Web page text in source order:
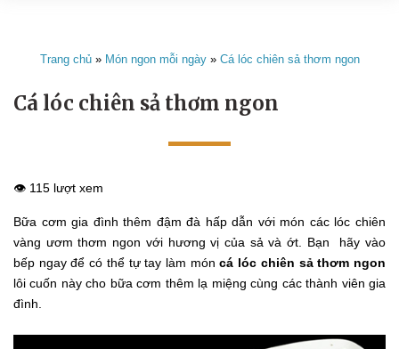
Trang chủ» Món ngon mỗi ngày» Cá lóc chiên sả thơm ngon
Cá lóc chiên sả thơm ngon
👁️ 115 lượt xem
Bữa cơm gia đình thêm đậm đà hấp dẫn với món các lóc chiên
vàng ươm thơm ngon với hương vị của sả và ớt. Bạn hãy vào
bếp ngay để có thể tự tay làm móncá lóc chiên sả thơm ngon
lôi cuốn này cho bữa cơm thêm lạ miệng cùng các thành viên gia
đình.